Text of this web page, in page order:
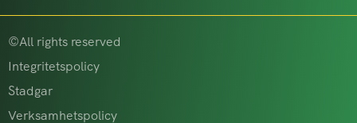
©All rights reserved
Integritetspolicy
Stadgar
Verksamhetspolicy